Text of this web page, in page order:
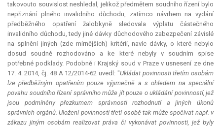
takovouto souvislost neshledal, jelikož předmětem soudního řízení bylo
nepřiznání plného invalidního důchodu, zatímco návrhem na vydání
předběžného opatření žalobkyně sledovala výplatu částečného
invalidního důchodu, tedy jiné dávky důchodového zabezpečení závislé
na splnění jiných (zde mírnějších) kritérií, navíc dávky, o které nebylo
dosud soudně rozhodováno a ke které nebyly v soudním spise
potřebné podklady. Podobně i Krajský soud v Praze v usnesení ze dne
17. 4. 2014, čj. 48 A 12/2014-62 uvedl: "Ukládat povinnosti třetím osobám
lze předběžným opatřením pouze výjimečně a s ohledem na speciální
povahu soudního řízení správního může jít pouze o ukládání povinností, jež
jsou podmíněny přezkumem správnosti rozhodnutí a jiných úkonů
správních orgánů. Uložení povinnosti třetí osobě tak může spočívat např. v
zákazu jiným osobám realizovat práva či vykonávat povinnosti, jež byly